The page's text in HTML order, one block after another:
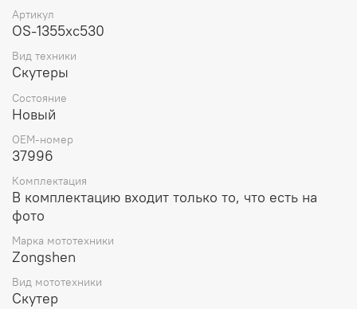
Артикул
OS-1355xc530
Вид техники
Скутеры
Состояние
Новый
OEM-номер
37996
Комплектация
В комплектацию входит только то, что есть на
фото
Марка мототехники
Zongshen
Вид мототехники
Скутер